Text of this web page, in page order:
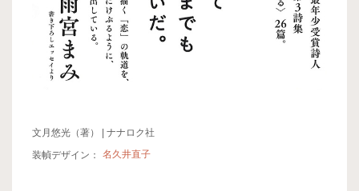
文月悠光（著） | ナナロク社
装幀デザイン：
名久井直子